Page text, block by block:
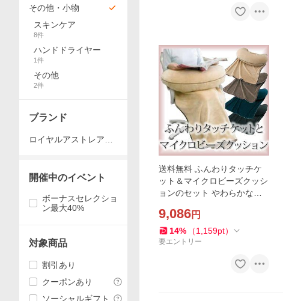
送料無料 ふんわりタッチケ
ット＆マイクロビーズクッシ
ョンのセット やわらかな肌
9,086円
14% （1,159pt）
要エントリー
その他・小物
スキンケア
8件
ハンドドライヤー
1件
その他
2件
ブランド
ロイヤルアストレア化
開催中のイベント
ボーナスセレクショ
ン最大40%
対象商品
割引あり
クーポンあり
ソーシャルギフト